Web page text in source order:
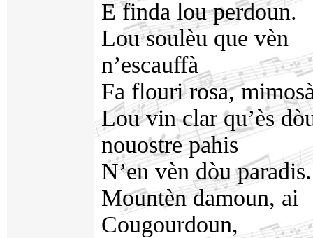
E finda lou perdoun.
Lou soulèu que vèn
n’escauffà
Fa flouri rosa,
Lou vin clar qu’ès
nouostre pahis
N’en vèn dòu paradis.
Mountèn damoun, ai
Cougourdoun,